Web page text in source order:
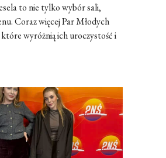
to nie tylko wybór sali,
Coraz więcej Par Młodych
wyróżnią ich uroczystość i